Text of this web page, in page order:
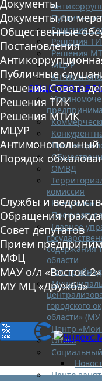
Публичные
Решения
Решения
Решения
МЦУР
ОБЩЕСТВО И
ОМВД
комиссия
Главное
содержания
области
городского
области»
Центр «Мои
Опека
Центр
Документы
Документы по
Общественные
Постановления
Публичные
Решения Совета
Решения ТИК
Решения МТИК
МЦУР
Антимонопольный
Порядок
Службы и
Обращения
Совет депутатов
Прием
МФЦ
МАУ о/л «Восток-2»
МУ МЦ «Дружба»